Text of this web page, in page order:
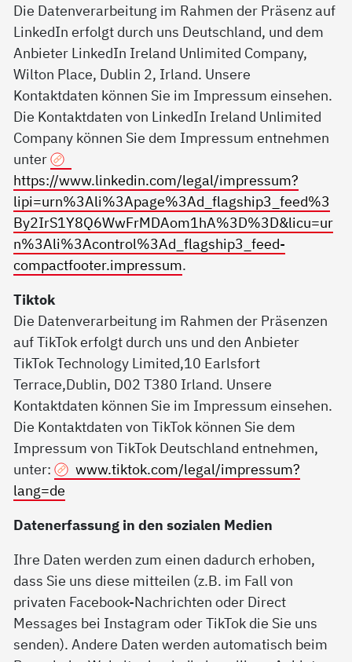
Die Datenverarbeitung im Rahmen der Präsenz auf
LinkedIn erfolgt durch uns Deutschland, und dem
Anbieter LinkedIn Ireland Unlimited Company,
Wilton Place, Dublin 2, Irland. Unsere
Kontaktdaten können Sie im Impressum einsehen.
Die Kontaktdaten von LinkedIn Ireland Unlimited
Company können Sie dem Impressum entnehmen
unter
https://www.linkedin.com/legal/impressum?
lipi=urn%3Ali%3Apage%3Ad_flagship3_feed%3
By2IrS1Y8Q6WwFrMDAom1hA%3D%3D&licu=ur
n%3Ali%3Acontrol%3Ad_flagship3_feed-
compactfooter.impressum.
Tiktok
Die Datenverarbeitung im Rahmen der Präsenzen
auf TikTok erfolgt durch uns und den Anbieter
TikTok Technology Limited,10 Earlsfort
Terrace,Dublin, D02 T380 Irland. Unsere
Kontaktdaten können Sie im Impressum einsehen.
Die Kontaktdaten von TikTok können Sie dem
Impressum von TikTok Deutschland entnehmen,
unter:
www.tiktok.com/legal/impressum?
lang=de
Datenerfassung in den sozialen Medien
Ihre Daten werden zum einen dadurch erhoben,
dass Sie uns diese mitteilen (z.B. im Fall von
privaten Facebook-Nachrichten oder Direct
Messages bei Instagram oder TikTok die Sie uns
senden). Andere Daten werden automatisch beim